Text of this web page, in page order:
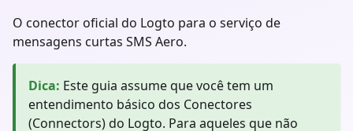
O conector oficial do Logto para o serviço de
mensagens curtas SMS Aero.
Dica: Este guia assume que você tem um
entendimento básico dos Conectores
(Connectors) do Logto. Para aqueles que não